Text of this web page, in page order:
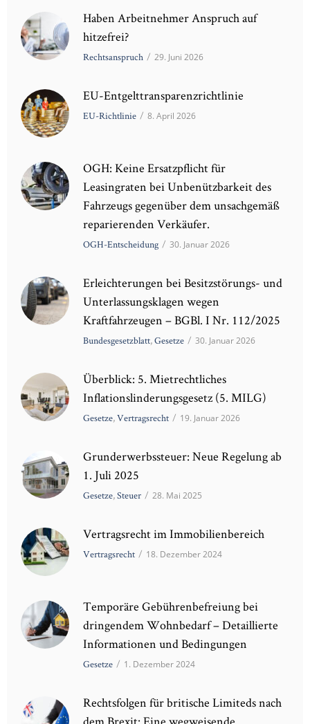
Haben Arbeitnehmer Anspruch auf
hitzefrei?
Rechtsanspruch / 29. Juni 2026
EU-Entgelttransparenzrichtlinie
EU-Richtlinie / 8. April 2026
OGH: Keine Ersatzpflicht für
Leasingraten bei Unbenützbarkeit des
Fahrzeugs gegenüber dem unsachgemäß
reparierenden Verkäufer.
OGH-Entscheidung / 30. Januar 2026
Erleichterungen bei Besitzstörungs- und
Unterlassungsklagen wegen
Kraftfahrzeugen – BGBl. I Nr. 112/2025
Bundesgesetzblatt,Gesetze / 30. Januar 2026
Überblick: 5. Mietrechtliches
Inflationslinderungsgesetz (5. MILG)
Gesetze,Vertragsrecht / 19. Januar 2026
Grunderwerbssteuer: Neue Regelung ab
1. Juli 2025
Gesetze,Steuer / 28. Mai 2025
Vertragsrecht im Immobilienbereich
Vertragsrecht / 18. Dezember 2024
Temporäre Gebührenbefreiung bei
dringendem Wohnbedarf – Detaillierte
Informationen und Bedingungen
Gesetze / 1. Dezember 2024
Rechtsfolgen für britische Limiteds nach